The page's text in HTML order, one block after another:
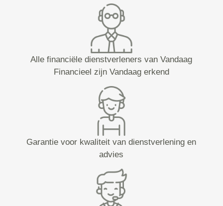
Alle financiële dienstverleners van Vandaag
Financieel zijn Vandaag erkend
Garantie voor kwaliteit van dienstverlening en
advies